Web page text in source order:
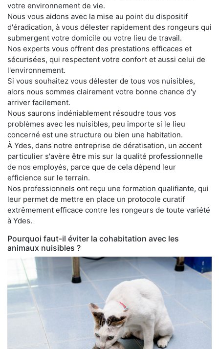
votre environnement de vie.
Nous vous aidons avec la mise au point du dispositif
d'éradication, à vous délester rapidement des rongeurs qui
submergent votre domicile ou votre lieu de travail.
Nos experts vous offrent des prestations efficaces et
sécurisées, qui respectent votre confort et aussi celui de
l'environnement.
Si vous souhaitez vous délester de tous vos nuisibles,
alors nous sommes clairement votre bonne chance d'y
arriver facilement.
Nous saurons indéniablement résoudre tous vos
problèmes avec les nuisibles, peu importe si le lieu
concerné est une structure ou bien une habitation.
À Ydes, dans notre entreprise de dératisation, un accent
particulier s'avère être mis sur la qualité professionnelle
de nos employés, parce que de cela dépend leur
efficience sur le terrain.
Nos professionnels ont reçu une formation qualifiante, qui
leur permet de mettre en place un protocole curatif
extrêmement efficace contre les rongeurs de toute variété
à Ydes.
Pourquoi faut-il éviter la cohabitation avec les
animaux nuisibles ?